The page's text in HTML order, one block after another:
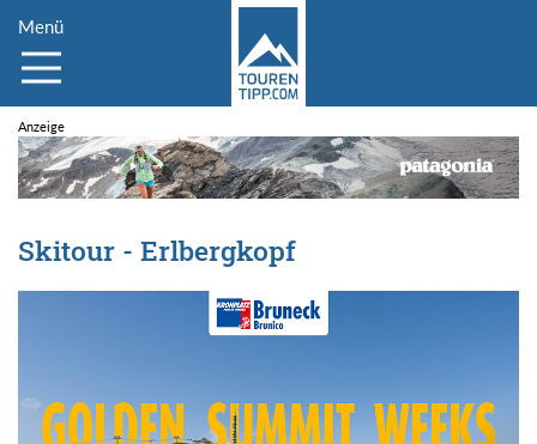
Menü
Skitour - Erlbergkopf